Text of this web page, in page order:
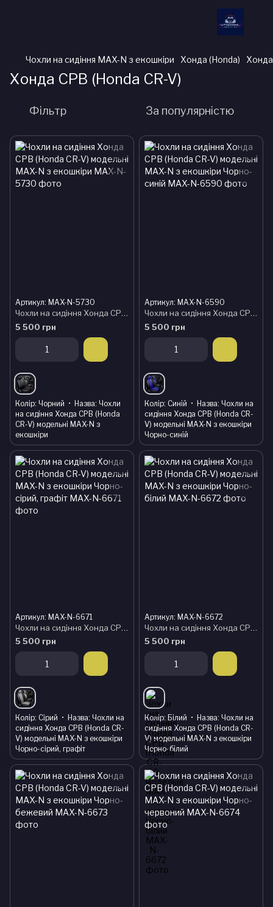
Чохли на сидіння MAX-N з екошкіри Хонда (Honda)
Хонда СРВ (Honda CR-V)
Фільтр За популярністю
Артикул: MAX-N-5730
Чохли на сидіння Хонда СРВ (Honda CR-V) модельні MAX-N з екошкіри
5 500 грн
Колір Чорний Назва Чохли
на сидіння Хонда СРВ (Honda
CR-V) модельні MAX-N з
екошкіри
Артикул: MAX-N-6590
Чохли на сидіння Хонда СРВ (Honda CR-V) модельні MAX-N з екошкіри Чорно-синій
5 500 грн
Колір Синій Назва Чохли на
сидіння Хонда СРВ (Honda CR-
V) модельні MAX-N з екошкіри
Чорно-синій
Артикул: MAX-N-6671
Чохли на сидіння Хонда СРВ (Honda CR-V) модельні MAX-N з екошкіри Чорно-сірий, графіт
5 500 грн
Колір Сірий Назва Чохли на
сидіння Хонда СРВ (Honda CR-
V) модельні MAX-N з екошкіри
Чорно-сірий, графіт
Артикул: MAX-N-6672
Чохли на сидіння Хонда СРВ (Honda CR-V) модельні MAX-N з екошкіри Чорно-білий
5 500 грн
Колір Білий Назва Чохли на
сидіння Хонда СРВ (Honda CR-
V) модельні MAX-N з екошкіри
Чорно-білий